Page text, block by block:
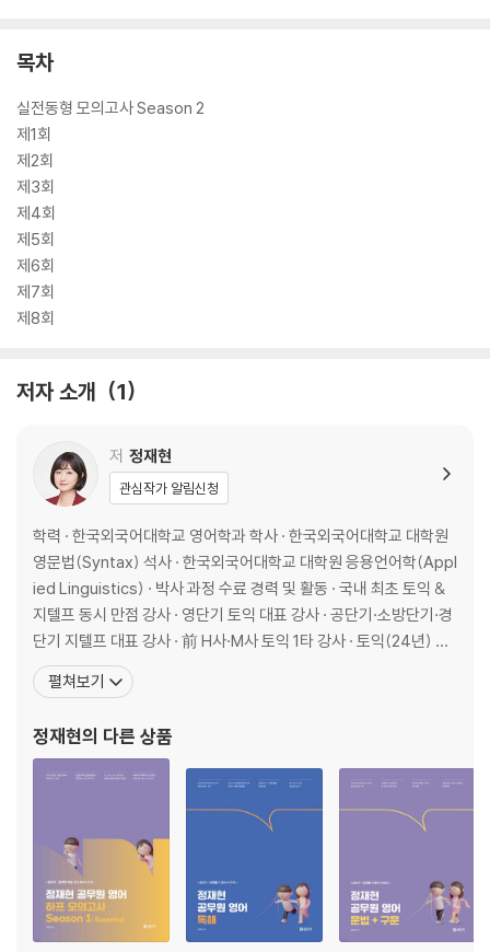
목차
실전동형 모의고사 Season 2
제1회
제2회
제3회
제4회
제5회
제6회
제7회
제8회
저자 소개 1
저 정재현
관심작가 알림신청
학력 · 한국외국어대학교 영어학과 학사 · 한국외국어대학교 대학원
영문법(Syntax) 석사 · 한국외국어대학교 대학원 응용언어학(Appl
ied Linguistics) · 박사 과정 수료 경력 및 활동 · 국내 최초 토익 &
지텔프 동시 만점 강사 · 영단기 토익 대표 강사 · 공단기·소방단기·경
단기 지텔프 대표 강사 · 前 H사·M사 토익 1타 강사 · 토익(24년) 지
텔프(5년) 간 매월 응시 및 기출 분석 / 출제 경향 연구 · 영어시험 전
펼쳐보기
정재현의 다른 상품